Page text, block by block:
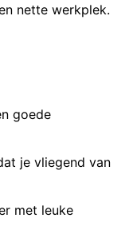
nette werkplek.
goede
je vliegend van
met leuke